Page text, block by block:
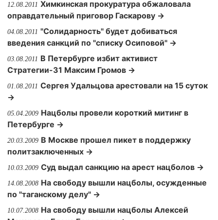
12.08.2011 Химкинская прокуратура обжаловала
оправдательный приговор Гаскарову →
04.08.2011 "Солидарность" будет добиваться
введения санкций по "списку Осиповой" →
03.08.2011 В Петербурге избит активист
Стратегии-31 Максим Громов →
01.08.2011 Сергея Удальцова арестовали на 15 суток
→
05.04.2009 Нацболы провели короткий митинг в
Петербурге →
20.03.2009 В Москве прошел пикет в поддержку
политзаключенных →
10.03.2009 Суд выдал санкцию на арест нацболов →
14.08.2008 На свободу вышли нацболы, осужденные
по "таганскому делу" →
10.07.2008 На свободу вышли нацболы Алексей